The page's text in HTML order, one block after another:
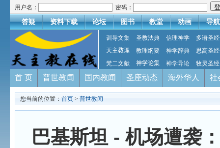
用户名： 密码：
答疑 资料下载 论坛 图书 教堂 动画 导航
训导文集 圣教法典 信理神学
多语圣经
天主教理
教理纲要 神学辞典
思高圣经
梵二文献
神学论集 神学导论 牧灵圣经
首 页 普世教闻 国内教闻 圣座动态 海外华人 社
您当前的位置： 首页 > 普世教闻
巴基斯坦 - 机场遭袭